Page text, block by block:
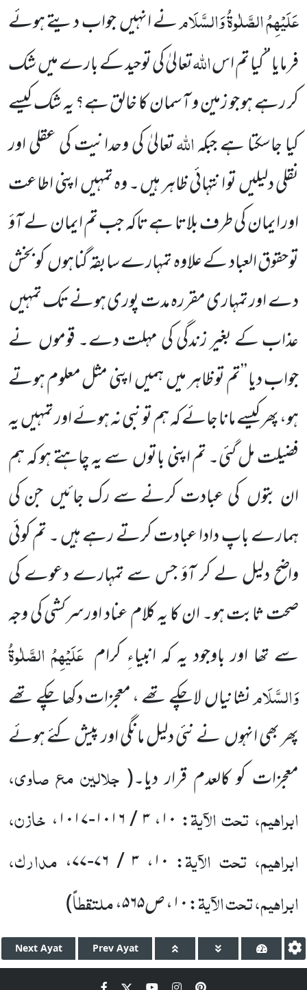
عَلَیْہِمُ الصَّلٰوۃُ وَالسَّلَامنے انہیں جواب دیتے ہوئے
فرمایا ’’کیا تم اساللّٰہتعالیٰ کی توحید کے بارے میں شک
کر رہے ہو جو زمین و آسمان کا خالق ہے؟ یہ شک کیسے
کیا جاسکتا ہے جبکہاللّٰہتعالیٰ کی وحدانیت کی عقلی اور
نقلی دلیلیں تو انتہائی ظاہر ہیں ۔ وہ تمہیں اپنی اطاعت
اور ایمان کی طرف بلاتا ہے تاکہ جب تم ایمان لے آؤ
توحقوق العباد کے علاوہ تمہارے سابقہ گناہوں کو بخش
دے اور تمہاری مقررہ مدت پوری ہونے تک تمہیں
عذاب کے بغیر زندگی کی مہلت دے۔ قوموں نے
جواب دیا ’’تم تو ظاہر میں ہمیں اپنی مثل معلوم ہوتے
ہو، پھر کیسے مانا جائے کہ ہم تو نبی نہ ہوئے اور تمہیں یہ
فضیلت مل گئی۔ تم اپنی باتوں سے یہ چاہتے ہو کہ ہم
ان بتوں کی عبادت کرنے سے رک جائیں جن کی
ہمارے باپ دادا عبادت کرتے رہے ہیں ۔ تم کوئی
واضح دلیل لے کر آؤ جس سے تمہارے دعوے کی
صحت ثابت ہو۔ ان کا یہ کلام عناد اورسرکشی کی وجہ
سے تھا اور باوجود یہ کہ انبیاءِ کرام عَلَیْہِمُ الصَّلٰوۃُ
وَالسَّلَامنشانیاں لاچکے تھے ، معجزات دکھا چکے تھے
پھر بھی انہوں نے نئی دلیل مانگی اور پیش کئے ہوئے
معجزات کو کالعدم قرار دیا۔( جلالین مع صاوی،
ابراہیم، تحت الآیۃ: ۱۰،۳ / ۱۰۱۶-۱۰۱۷ ، خازن،
ابراہیم، تحت الآیۃ: ۱۰، ۳ / ۷۶-۷۷ ، مدارک،
ابراہیم، تحت الآیۃ:۱۰، ص۵۶۵،ملتقطاً)
Next Ayat Prev Ayat